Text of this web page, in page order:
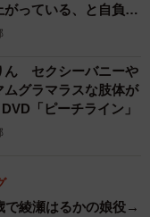
っている、と自負し
ても理想の身体でい
ん セクシーバニーや
グラマラスな肢体が
「ピーチライン」
で綾瀬はるかの娘役→